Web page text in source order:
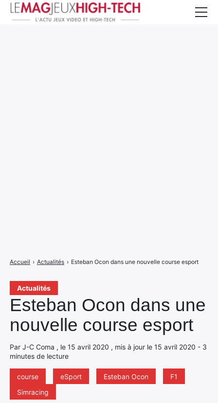
Actualités
Esteban Ocon dans une
nouvelle course esport
Par J-C Coma , le 15 avril 2020 , mis à jour le 15 avril 2020 - 3
minutes de lecture
course eSport Esteban Ocon
F1
Simracing
Accueil › Actualités › Esteban Ocon dans une nouvelle course esport